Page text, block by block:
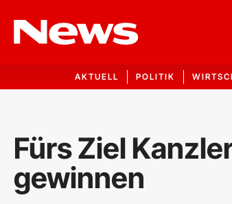
AKTUELL POLITIK
Fürs Ziel
gewinnen